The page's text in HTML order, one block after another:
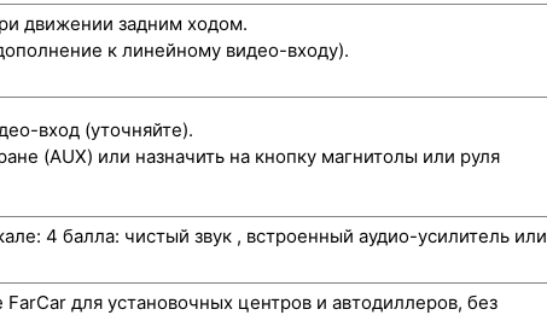
движении задним ходом.
к линейному видео-входу).
вход (уточняйте).
(AUX) или назначить на кнопку магнитолы или руля
4 балла: чистый звук , встроенный аудио-усилитель или
FarCar для установочных центров и автодиллеров, без